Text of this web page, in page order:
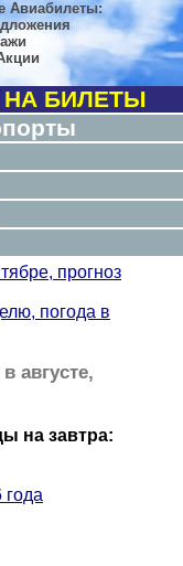
Авиабилеты:
БИЛЕТЫ
прогноз
погода в
августе,
на завтра:
года